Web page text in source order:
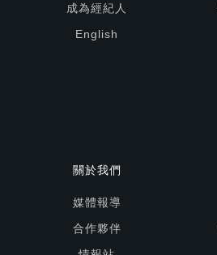
成為經紀人
English
關於我們
媒體報導
合作夥伴